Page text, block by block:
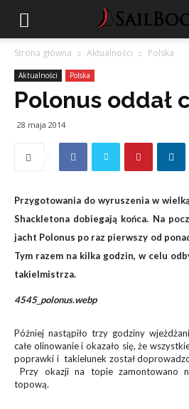
Strona główna Aktualności Polska
Aktualności Polska
Polonus oddał
28 maja 2014
Przygotowania do wyruszenia w
Shackletona dobiegają końca. Na
jacht Polonus po raz pierwszy od
Tym razem na kilka godzin, w celu
takielmistrza.
4545_polonus.webp
Później nastąpiło trzy godziny
całe olinowanie i okazało się, że
poprawki i takielunek został
Przy okazji na topie zamontowano
topową.